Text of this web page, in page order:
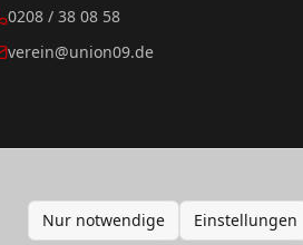
0208 / 38 08 58
verein@union09.de
ImpressumDatenschutz
Nur notwendige Einstellungen